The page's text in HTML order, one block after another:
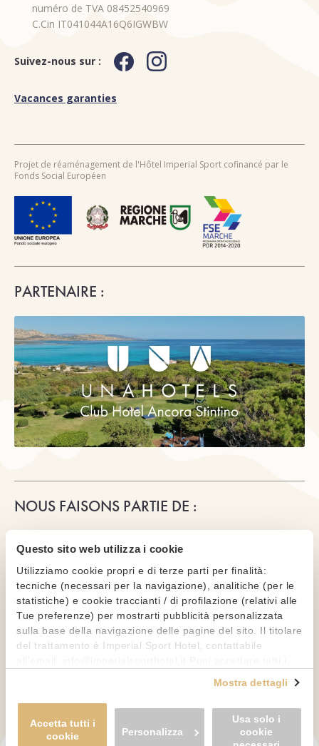
Questo sito web utilizza i cookie
Utilizziamo cookie propri e di terze parti per finalità:
tecniche (necessari per la navigazione), analitiche (per le
statistiche) e cookie traccianti / di profilazione (relativi alle
Tue preferenze) per mostrarti pubblicità personalizzata
sulla base della navigazione delle pagine del sito. Il titolare
del trattamento è Imperial Sport Hotel, contattabile
proseguire cliccando su "Usa solo i cookie necessari" o
gestire le tue preferenze facendo clic su "Personalizza". Al
fine di revocare il consenso prestato e visualizzare le
informazioni complete sul trattamento dei dati clicca qui: "
Mostra dettagli
Accetta tutti i
cookie
Personalizza
Usa solo i
cookie
numéro de TVA 08452540969
C.Cin IT041044A16Q6IGWBW
Suivez-nous sur :
Vacances garanties
Projet de réaménagement de l'Hôtel Imperial Sport cofinancé par le
Fonds Social Européen
PARTENAIRE :
NOUS FAISONS PARTIE DE :
Modifier les consentements